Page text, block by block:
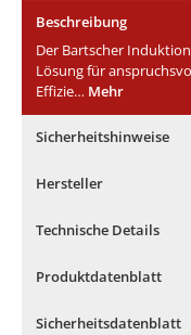
Beschreibung
Der Bartscher
Lösung für
Effizie… Mehr
Sicherheitshinweise
Hersteller
Technische Details
Produktdatenblatt
Sicherheitsdatenblatt